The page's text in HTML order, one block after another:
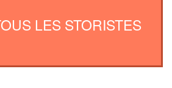
LES STORISTES